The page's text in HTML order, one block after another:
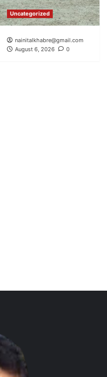
Uncategorized
nainitalkhabre@gmail.com
August 6, 2026
0